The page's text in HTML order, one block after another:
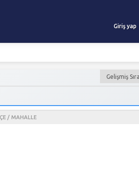
Giriş yap
/ MAHALLE